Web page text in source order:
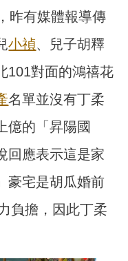
昨有媒體報導傳
小禎、兒子胡釋
101對面的鴻禧花
名單並沒有丁柔
億的「昇陽國
回應表示這是家
豪宅是胡瓜婚前
負擔，因此丁柔